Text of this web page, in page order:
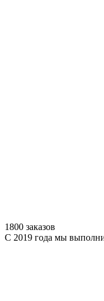
1800 заказов
С 2019 года мы